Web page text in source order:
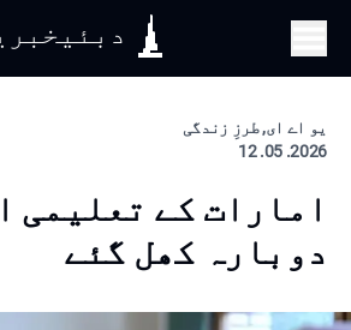
یو اے ای, طرزِ زندگی
2026. 05. 12
امارات کے تعلیمی
دوبارہ کھل گئے